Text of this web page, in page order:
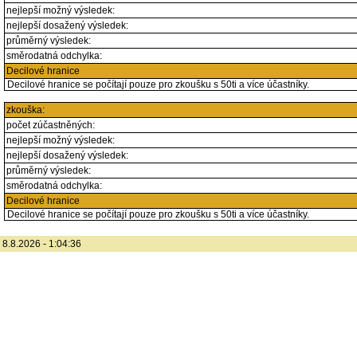
nejlepší možný výsledek:
nejlepší dosažený výsledek:
průměrný výsledek:
směrodatná odchylka:
Decilové hranice
Decilové hranice se počítají pouze pro zkoušku s 50ti a více účastníky.
zkouška:
počet zúčastněných:
nejlepší možný výsledek:
nejlepší dosažený výsledek:
průměrný výsledek:
směrodatná odchylka:
Decilové hranice
Decilové hranice se počítají pouze pro zkoušku s 50ti a více účastníky.
8.8.2026 - 1:04:36